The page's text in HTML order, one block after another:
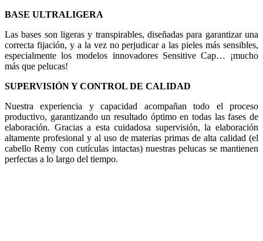
BASE ULTRALIGERA
Las bases son ligeras y transpirables, diseñadas para garantizar una
correcta fijación, y a la vez no perjudicar a las pieles más sensibles,
especialmente los modelos innovadores Sensitive Cap… ¡mucho
más que pelucas!
SUPERVISIÓN Y CONTROL DE CALIDAD
Nuestra experiencia y capacidad acompañan todo el proceso
productivo, garantizando un resultado óptimo en todas las fases de
elaboración. Gracias a esta cuidadosa supervisión, la elaboración
altamente profesional y al uso de materias primas de alta calidad (el
cabello Remy con cutículas intactas) nuestras pelucas se mantienen
perfectas a lo largo del tiempo.